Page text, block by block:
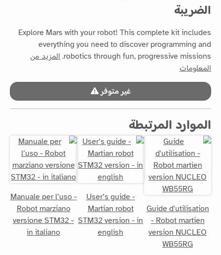
الضريبة
Explore Mars with your robot! This complete kit includes
everything you need to discover programming and
robotics through fun, progressive missions. المزيد من
المعلومات
غير متوفر
الموارد المرتبطة
Guide d'utilisation
- Robot martien
version NUCLEO
WB55RG
User’s guide -
Martian robot
STM32 version - in
english
Manuale per l’uso -
Robot marziano
versione STM32 -
in italiano